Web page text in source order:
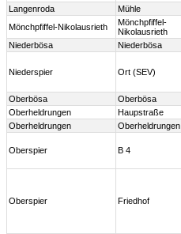
Langenroda
Mühle
Mönchpfiffel-Nikolausrieth
Mönchpfiffel-
Nikolausrieth
Niederbösa
Niederbösa
Niederspier Ort (SEV)
Oberbösa
Oberbösa
Oberheldrungen
Haupstraße
Oberheldrungen
Oberheldrungen
Oberspier B 4
Oberspier Friedhof